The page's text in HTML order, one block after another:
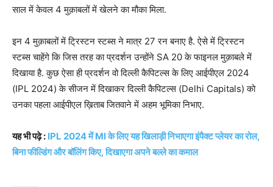
साल में केवल 4 मुक़ाबलों में खेलने का मौका मिला.
इन 4 मुक़ाबलों में ट्रिस्टन स्टब्स ने मात्र 27 रन बनाए है. ऐसे में ट्रिस्टन
स्टब्स चाहेंगे कि जिस तरह का प्रदर्शन उन्होंने SA 20 के फाइनल मुक़ाबले में
दिखाया है. कुछ ऐसा ही प्रदर्शन वो दिल्ली कैपिटल्स के लिए आईपीएल 2024
(IPL 2024) के सीजन में दिखाकर दिल्ली कैपिटल्स (Delhi Capitals) को
उनका पहला आईपीएल ख़िताब जितवाने में अहम भूमिका निभाए.
यह भी पढ़े : IPL 2024 में MI के लिए यह खिलाड़ी निभाएगा इंपैक्ट प्लेयर का रोल,
बिना फील्डिंग और बॉलिंग किए, दिखाएगा अपने बल्ले का कमाल